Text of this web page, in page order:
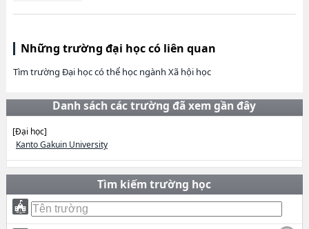
Những trường đại học có liên quan
Tìm trường Đại học có thể học ngành Xã hội học
Danh sách các trường đã xem gần đây
[Đại học]
Kanto Gakuin University
Tìm kiếm trường học